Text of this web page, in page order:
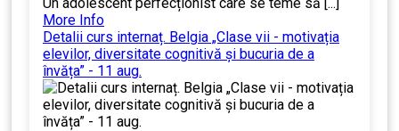
More Info
Detalii curs internaț. Belgia „Clase vii - motivația
elevilor, diversitate cognitivă și bucuria de a
învăța” - 11 aug.